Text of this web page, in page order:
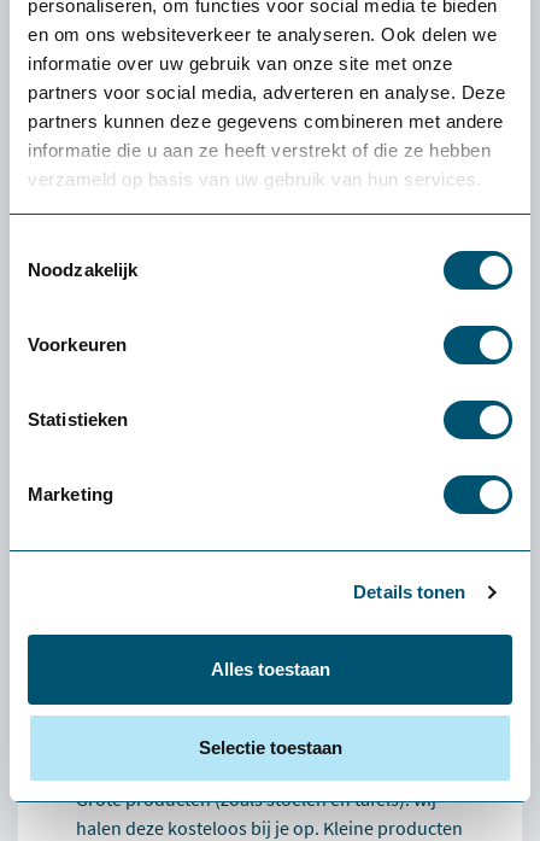
personaliseren, om functies voor social media te bieden
en om ons websiteverkeer te analyseren. Ook delen we
informatie over uw gebruik van onze site met onze
partners voor social media, adverteren en analyse. Deze
partners kunnen deze gegevens combineren met andere
informatie die u aan ze heeft verstrekt of die ze hebben
verzameld op basis van uw gebruik van hun services.
Noodzakelijk
Voorkeuren
Statistieken
Marketing
Details tonen
Alles toestaan
Selectie toestaan
Balschaal voor zitbal
29,-
Ervaren of een product
proefplaatsing van
volledig kosteloos. Vooraf betaal je niets. Enige
muis of toetsenbord) wilt retourneren, zijn de
verzendkosten voor eigen rekening.
Wat als het product niet bij mij past?
Dan helpen we je persoonlijk een alternatief te
verzorgen we de retour.
Grote producten (zoals stoelen en tafels): wij
halen deze kosteloos bij je op. Kleine producten